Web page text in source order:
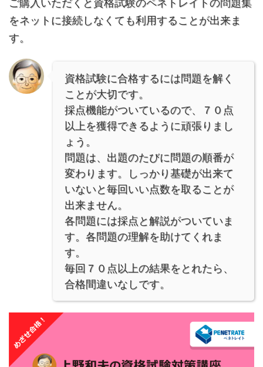
ご購入いただくと資格試験のペネトレイトの問題集
をネットに接続しなくても利用することが出来ま
す。
資格試験に合格するには問題を解く
ことが大切です。
採点機能がついているので、７０点
以上を獲得できるように頑張りまし
ょう。
問題は、出題のたびに問題の順番が
変わります。しっかり基礎が出来て
いないと毎回いい点数を取ることが
出来ません。
各問題には採点と解説がついていま
す。各問題の理解を助けてくれま
す。
毎回７０点以上の結果をとれたら、
合格間違いなしです。